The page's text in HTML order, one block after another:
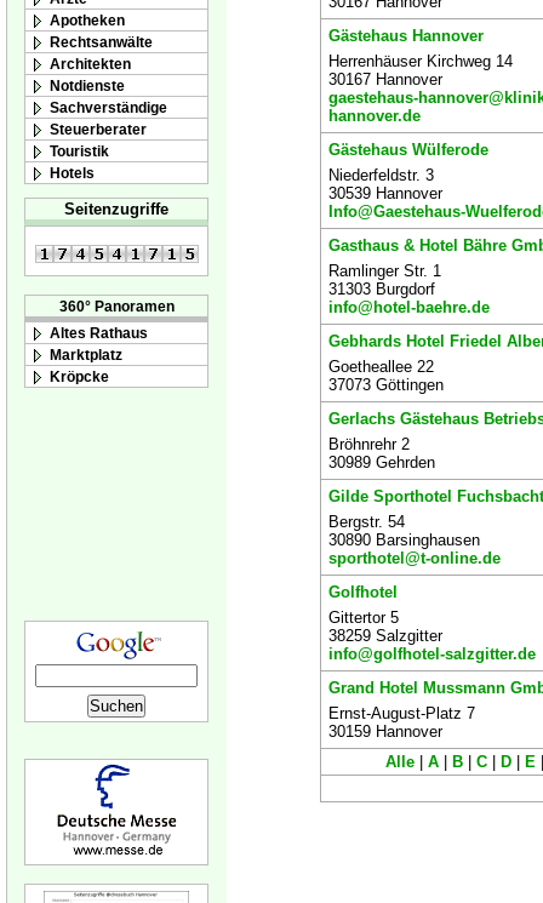
Apotheken
Rechtsanwälte
Architekten
Notdienste
Sachverständige
Steuerberater
Touristik
Hotels
Seitenzugriffe
360° Panoramen
Altes Rathaus
Marktplatz
Kröpcke
Gästehaus Hannover
Herrenhäuser Kirchweg 14
30167 Hannover
gaestehaus-
hannover.de
Gästehaus Wülferode
Niederfeldstr. 3
30539 Hannover
Info@Gaestehaus-
Gasthaus & Hotel Bähre
Ramlinger Str. 1
31303 Burgdorf
info@hotel-baehre.de
Gebhards Hotel Friedel
Goetheallee 22
37073 Göttingen
Gerlachs Gästehaus
Bröhnrehr 2
30989 Gehrden
Gilde Sporthotel
Bergstr. 54
30890 Barsinghausen
sporthotel@t-online.de
Golfhotel
Gittertor 5
38259 Salzgitter
info@golfhotel-salzgitter.de
Grand Hotel Mussmann
Ernst-August-Platz 7
30159 Hannover
Alle
A B C D E